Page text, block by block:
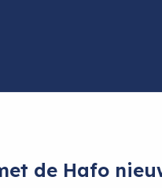
de Hafo